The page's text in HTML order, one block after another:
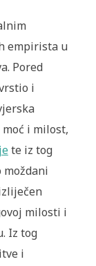
empirista u
Pored
i
i milost,
te iz tog
moždani
milosti i
Iz tog
i